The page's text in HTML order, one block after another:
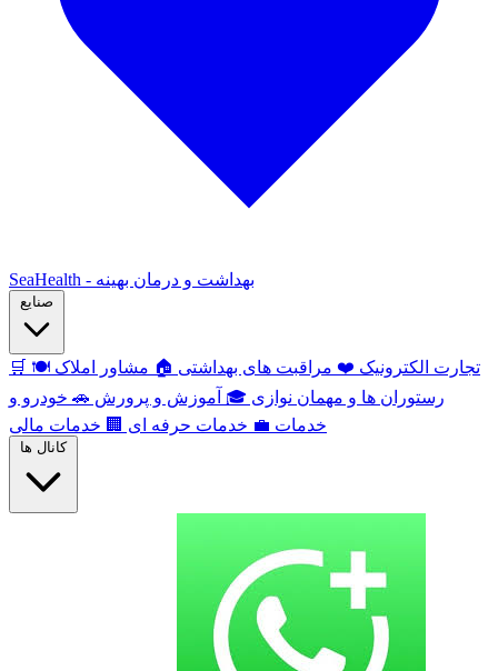
SeaHealth - بهداشت و درمان بهینه
🛒 تجارت الکترونیک ❤️ مراقبت های بهداشتی 🏠 مشاور املاک 🍽️
رستوران ها و مهمان نوازی 🎓 آموزش و پرورش 🚗 خودرو و
خدمات 💼 خدمات حرفه ای 🏢 خدمات مالی
کانال ها